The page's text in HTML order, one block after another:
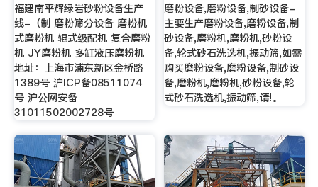
福建南平辉绿岩砂粉设备生产
线-（制 磨粉筛分设备 磨粉机
式磨粉机 辊式级配机 复合磨粉
机 JY磨粉机 多缸液压磨粉机
地址：上海市浦东新区金桥路
1389号 沪ICP备08511074
号 沪公网安备
31011502002728号
磨粉设备,磨粉设备,制砂设备-
主要生产磨粉设备,磨粉设备,制
砂设备,磨粉机,磨粉机,砂粉设
备,轮式砂石洗选机,振动筛,如需
购买磨粉设备,磨粉设备,制砂设
备,磨粉机,磨粉机,砂粉设备,轮
式砂石洗选机,振动筛,请!。